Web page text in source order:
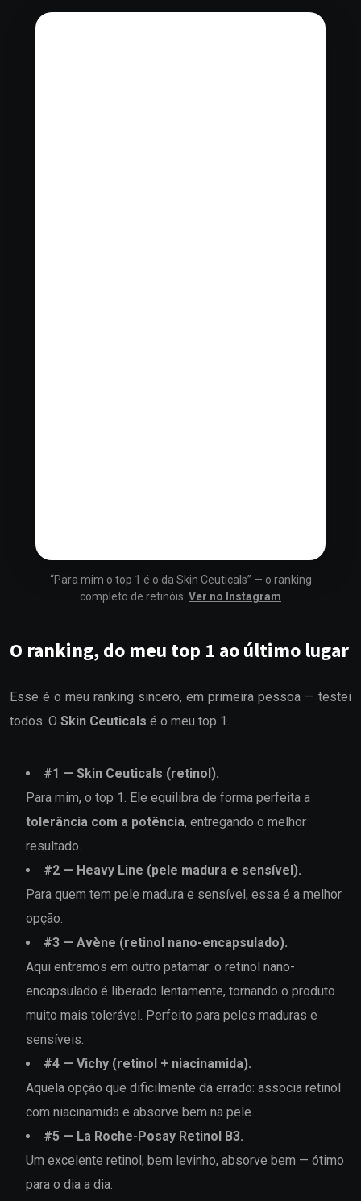
“Para mim o top 1 é o da Skin Ceuticals” — o ranking
completo de retinóis. Ver no Instagram
O ranking, do meu top 1 ao último lugar
Esse é o meu ranking sincero, em primeira pessoa — testei
todos. O Skin Ceuticals é o meu top 1.
#1 — Skin Ceuticals (retinol).
Para mim, o top 1. Ele equilibra de forma perfeita a
tolerância com a potência, entregando o melhor
resultado.
#2 — Heavy Line (pele madura e sensível).
Para quem tem pele madura e sensível, essa é a melhor
opção.
#3 — Avène (retinol nano-encapsulado).
Aqui entramos em outro patamar: o retinol nano-
encapsulado é liberado lentamente, tornando o produto
muito mais tolerável. Perfeito para peles maduras e
sensíveis.
#4 — Vichy (retinol + niacinamida).
Aquela opção que dificilmente dá errado: associa retinol
com niacinamida e absorve bem na pele.
#5 — La Roche-Posay Retinol B3.
Um excelente retinol, bem levinho, absorve bem — ótimo
para o dia a dia.